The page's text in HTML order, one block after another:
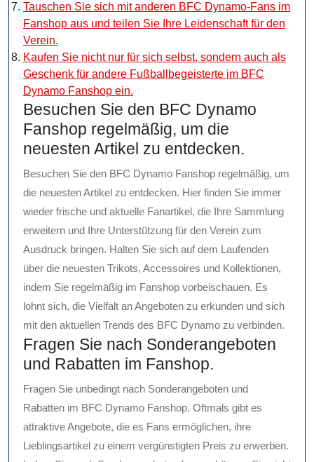
Tauschen Sie sich mit anderen BFC Dynamo-Fans im
Fanshop aus und teilen Sie Ihre Leidenschaft für den
Verein.
Kaufen Sie nicht nur für sich selbst, sondern auch als
Geschenk für andere Fußballbegeisterte im BFC
Dynamo Fanshop ein.
Besuchen Sie den BFC Dynamo
Fanshop regelmäßig, um die
neuesten Artikel zu entdecken.
Besuchen Sie den BFC Dynamo Fanshop regelmäßig, um
die neuesten Artikel zu entdecken. Hier finden Sie immer
wieder frische und aktuelle Fanartikel, die Ihre Sammlung
erweitern und Ihre Unterstützung für den Verein zum
Ausdruck bringen. Halten Sie sich auf dem Laufenden
über die neuesten Trikots, Accessoires und Kollektionen,
indem Sie regelmäßig im Fanshop vorbeischauen. Es
lohnt sich, die Vielfalt an Angeboten zu erkunden und sich
mit den aktuellen Trends des BFC Dynamo zu verbinden.
Fragen Sie nach Sonderangeboten
und Rabatten im Fanshop.
Fragen Sie unbedingt nach Sonderangeboten und
Rabatten im BFC Dynamo Fanshop. Oftmals gibt es
attraktive Angebote, die es Fans ermöglichen, ihre
Lieblingsartikel zu einem vergünstigten Preis zu erwerben.